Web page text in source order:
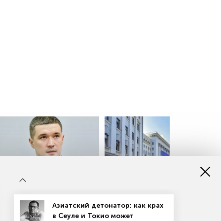
раскрыли крупную
Федорова
Власти Украины захлопнули
ловушку для украинского
Азиатский детонатор: как крах
в Сеуле и Токио может